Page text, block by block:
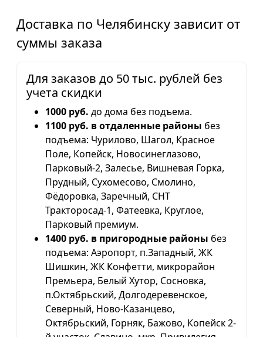
Доставка по Челябинску зависит от
суммы заказа
Для заказов до 50 тыс. рублей без
учета скидки
1000 руб. до дома без подъема.
1100 руб. в отдаленные районы без
подъема: Чурилово, Шагол, Красное
Поле, Копейск, Новосинеглазово,
Парковый-2, Залесье, Вишневая Горка,
Прудный, Сухомесово, Смолино,
Фёдоровка, Заречный, СНТ
Тракторосад-1, Фатеевка, Круглое,
Парковый премиум.
1400 руб. в пригородные районы без
подъема: Аэропорт, п.Западный, ЖК
Шишкин, ЖК Конфетти, микрорайон
Премьера, Белый Хутор, Сосновка,
п.Октябрьский, Долгодеревенское,
Северный, Ново-Казанцево,
Октябрьский, Горняк, Бажово, Копейск 2-